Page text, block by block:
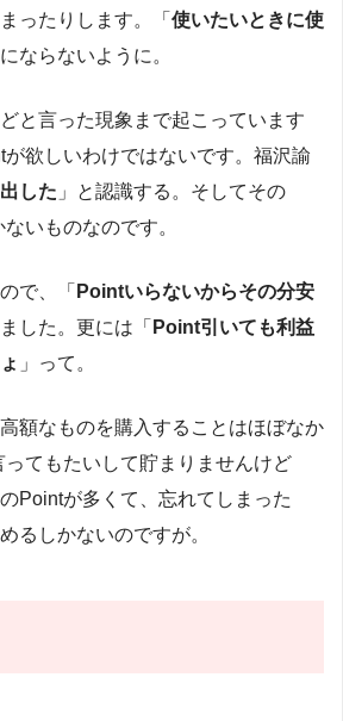
ったりします。「 使いたいときに使
ならないように。
と言った現象まで起こっています
欲しいわけではないです。福沢諭
した 」と認識する。そしてその
いものなのです。
で、「 Pointいらないからその分安
した。更には「 Point引いても利益
」って。
額なものを購入することはほぼなか
てもたいして貯まりませんけど
Pointが多くて、忘れてしまった
るしかないのですが。